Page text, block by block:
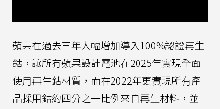
蘋果在過去三年大幅增加導入100%認證再生
鈷，讓所有蘋果設計電池在2025年實現全面
使用再生鈷材質，而在2022年更實現所有產
品採用鈷約四分之一比例來自再生材料，並